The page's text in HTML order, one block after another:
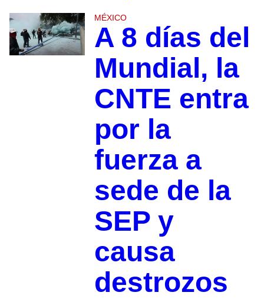
MÉXICO
A 8 días del
Mundial, la
CNTE entra
por la
fuerza a
sede de la
SEP y
causa
destrozos